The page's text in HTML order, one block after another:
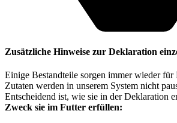
Zusätzliche Hinweise zur Deklaration
Einige Bestandteile sorgen immer wieder für
Zutaten werden in unserem System nicht
Entscheidend ist, wie sie in der Deklaration
Zweck sie im Futter erfüllen: